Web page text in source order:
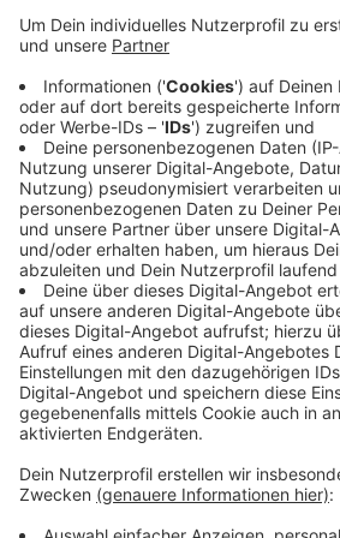
Dort beraten 55 Ärzte und weitere
ExpertInnen alle, die Fragen zum
den häufigsten Fragen gehören die
die Symptome und was man nach
tun sollte.
Die kostenlose Hotline der AOK ist
0800 1 265 265 erreichbar.
Anzeige